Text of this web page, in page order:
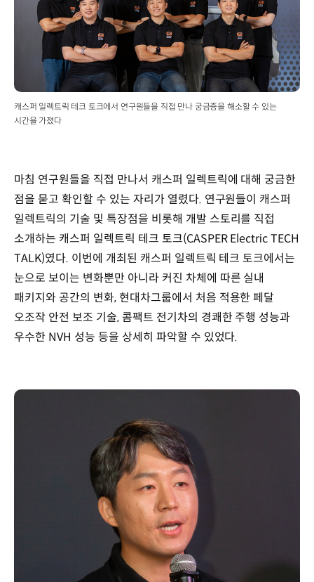
캐스퍼 일렉트릭 테크 토크에서 연구원들을 직접 만나 궁금증을 해소할 수 있는
시간을 가졌다
마침 연구원들을 직접 만나서 캐스퍼 일렉트릭에 대해 궁금한
점을 묻고 확인할 수 있는 자리가 열렸다. 연구원들이 캐스퍼
일렉트릭의 기술 및 특장점을 비롯해 개발 스토리를 직접
소개하는 캐스퍼 일렉트릭 테크 토크(CASPER Electric TECH
TALK)였다. 이번에 개최된 캐스퍼 일렉트릭 테크 토크에서는
눈으로 보이는 변화뿐만 아니라 커진 차체에 따른 실내
패키지와 공간의 변화, 현대차그룹에서 처음 적용한 페달
오조작 안전 보조 기술, 콤팩트 전기차의 경쾌한 주행 성능과
우수한 NVH 성능 등을 상세히 파악할 수 있었다.